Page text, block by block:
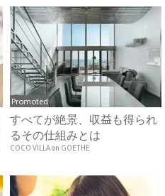
Promoted
すべてが絶景、収益も得られ
るその仕組みとは
COCO VILLA on GOETHE